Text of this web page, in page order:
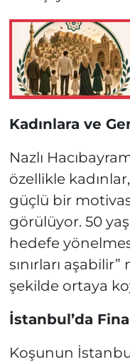
Kadınlara ve
Nazlı
özellikle
güçlü bir
görülüyor. 50
hedefe
sınırları
şekilde ortaya
İstanbul’da
Koşunun